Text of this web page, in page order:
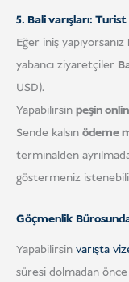
5. Bali varışları:
Eğer iniş yapıyorsanız
yabancı ziyaretçiler
USD).
Yapabilirsin peşin
Sende kalsın ödeme
terminalden
göstermeniz
Göçmenlik
Yapabilirsin varışta
süresi dolmadan